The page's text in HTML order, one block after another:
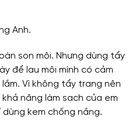
Anh.
son môi. Nhưng dùng tẩy
để lau môi mình có cảm
Vì không tẩy trang nên
năng làm sạch của em
kem chống nắng.